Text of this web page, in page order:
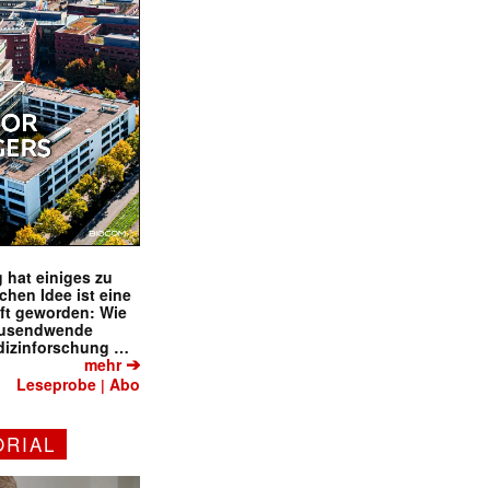
hat einiges zu
Idee ist eine
geworden: Wie
…
mehr➔
Leseprobe |Abo